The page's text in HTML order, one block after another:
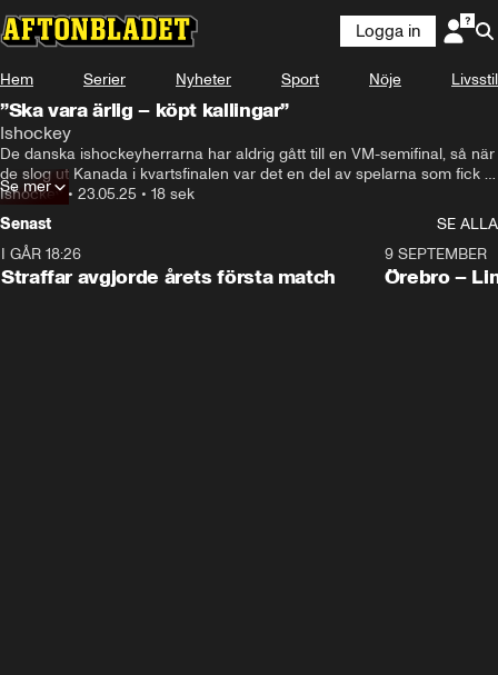
Logga in
Hem Serier Nyheter Sport Nöje Livsstil
”Ska vara ärlig – köpt kallingar”
Ishockey
De danska ishockeyherrarna har aldrig gått till en VM-semifinal, så när
de slog ut Kanada i kvartsfinalen var det en del av spelarna som fick
köpa nya underkläder då de inte räknat med att vara borta så länge.
Ishockey• 23.05.25 • 18 sek
Se mer
Senast
SE ALLA
I GÅR 18:26
Straffar avgjorde årets första match
Plus
9 SEPTEMBER
Örebro –